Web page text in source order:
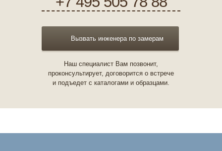
Вызвать инженера по замерам
Наш специалист Вам позвонит,
проконсультирует, договорится о встрече
и подъедет с каталогами и образцами.